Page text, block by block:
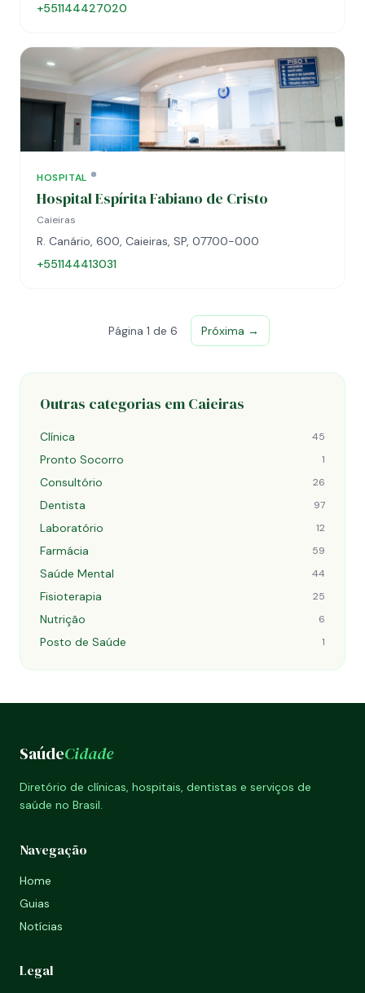
+551144427020
HOSPITAL
Hospital Espírita Fabiano de Cristo
Caieiras
R. Canário, 600, Caieiras, SP, 07700-000
+551144413031
Página 1 de 6 Próxima →
Outras categorias em Caieiras
Clínica 45
Pronto Socorro 1
Consultório 26
Dentista 97
Laboratório 12
Farmácia 59
Saúde Mental 44
Fisioterapia 25
Nutrição 6
Posto de Saúde 1
SaúdeCidade
Diretório de clínicas, hospitais, dentistas e serviços de
saúde no Brasil.
Navegação
Home
Guias
Notícias
Legal